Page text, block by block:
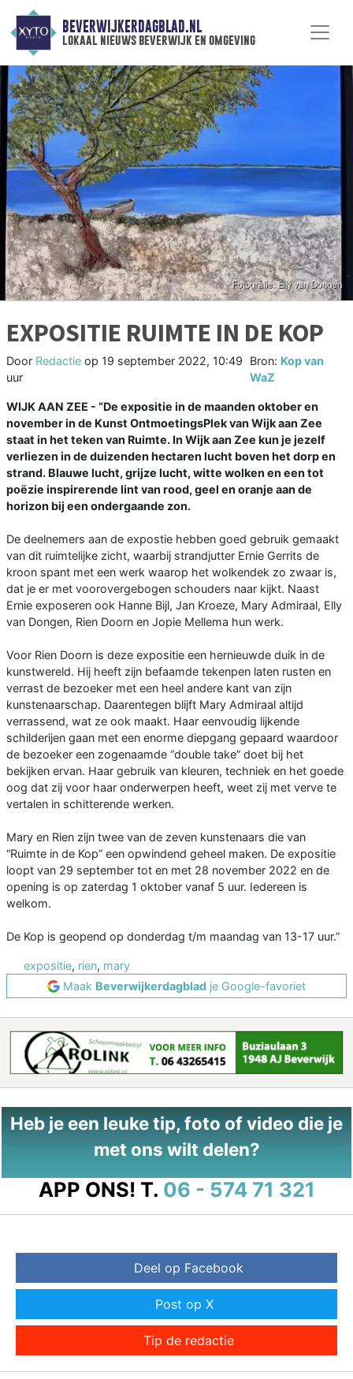
BEVERWIJKERDAGBLAD.NL
lokaal nieuws beverwijk en omgeving
EXPOSITIE RUIMTE IN DE KOP
Door Redactie op 19 september 2022, 10:49
uur
Bron: Kop van
WaZ
WIJK AAN ZEE - “De expositie in de maanden oktober en
november in de Kunst OntmoetingsPlek van Wijk aan Zee
staat in het teken van Ruimte. In Wijk aan Zee kun je jezelf
verliezen in de duizenden hectaren lucht boven het dorp en
strand. Blauwe lucht, grijze lucht, witte wolken en een tot
poëzie inspirerende lint van rood, geel en oranje aan de
horizon bij een ondergaande zon.
De deelnemers aan de expostie hebben goed gebruik gemaakt
van dit ruimtelijke zicht, waarbij strandjutter Ernie Gerrits de
kroon spant met een werk waarop het wolkendek zo zwaar is,
dat je er met voorovergebogen schouders naar kijkt. Naast
Ernie exposeren ook Hanne Bijl, Jan Kroeze, Mary Admiraal, Elly
van Dongen, Rien Doorn en Jopie Mellema hun werk.
Voor Rien Doorn is deze expositie een hernieuwde duik in de
kunstwereld. Hij heeft zijn befaamde tekenpen laten rusten en
verrast de bezoeker met een heel andere kant van zijn
kunstenaarschap. Daarentegen blijft Mary Admiraal altijd
verrassend, wat ze ook maakt. Haar eenvoudig lijkende
schilderijen gaan met een enorme diepgang gepaard waardoor
de bezoeker een zogenaamde “double take” doet bij het
bekijken ervan. Haar gebruik van kleuren, techniek en het goede
oog dat zij voor haar onderwerpen heeft, weet zij met verve te
vertalen in schitterende werken.
Mary en Rien zijn twee van de zeven kunstenaars die van
“Ruimte in de Kop” een opwindend geheel maken. De expositie
loopt van 29 september tot en met 28 november 2022 en de
opening is op zaterdag 1 oktober vanaf 5 uur. Iedereen is
welkom.
De Kop is geopend op donderdag t/m maandag van 13-17 uur.”
expositie, rien, mary
Maak Beverwijkerdagblad je Google-favoriet
Heb je een leuke tip, foto of video die je
met ons wilt delen?
APP ONS! T. 06 - 574 71 321
Deel op Facebook
Post op X
Tip de redactie